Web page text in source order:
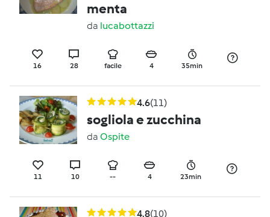
menta
da lucabottazzi
16 28 facile 4 35min
4.6(11)
sogliola e zucchina
da Ospite
11 10 -- 4 23min
4.8(10)